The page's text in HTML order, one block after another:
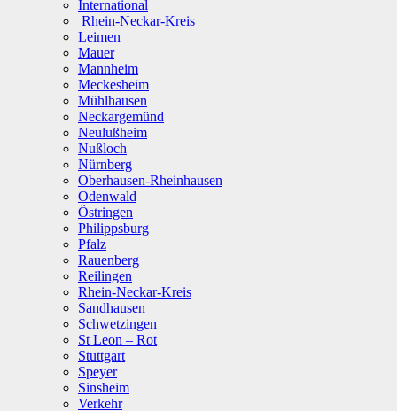
International
Rhein-Neckar-Kreis
Leimen
Mauer
Mannheim
Meckesheim
Mühlhausen
Neckargemünd
Neulußheim
Nußloch
Nürnberg
Oberhausen-Rheinhausen
Odenwald
Östringen
Philippsburg
Pfalz
Rauenberg
Reilingen
Rhein-Neckar-Kreis
Sandhausen
Schwetzingen
St Leon – Rot
Stuttgart
Speyer
Sinsheim
Verkehr